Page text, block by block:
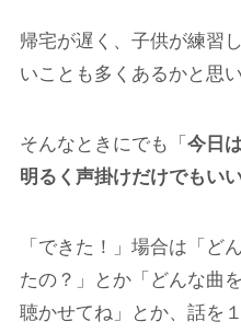
帰宅が遅く、子供が練習
いことも多くあるかと思い
そんなときにでも「 今日
明るく声掛けだけでもい
「できた！」 場合は「ど
たの？」とか「どんな曲
聴かせてね」とか、話を